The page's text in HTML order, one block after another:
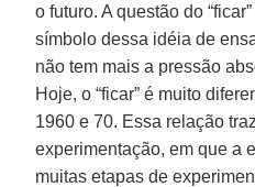
o futuro. A questão do
símbolo dessa idéia de
não tem mais a pressão
Hoje, o “ficar” é muito
1960 e 70. Essa relação
experimentação, em que a
muitas etapas de